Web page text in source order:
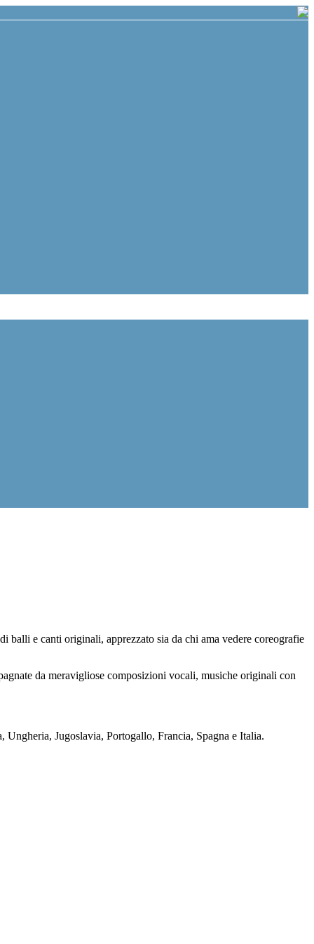
e canti originali, apprezzato sia da chi ama vedere coreografie
da meravigliose composizioni vocali, musiche originali con
Jugoslavia, Portogallo, Francia, Spagna e Italia.